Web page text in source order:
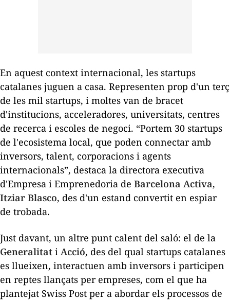
En aquest context internacional, les startups
catalanes juguen a casa. Representen prop d'un terç
de les mil startups, i moltes van de bracet
d'institucions, acceleradores, universitats, centres
de recerca i escoles de negoci. “Portem 30 startups
de l'ecosistema local, que poden connectar amb
inversors, talent, corporacions i agents
internacionals”, destaca la directora executiva
d'Empresa i Emprenedoria de Barcelona Activa,
Itziar Blasco, des d'un estand convertit en espiar
de trobada.
Just davant, un altre punt calent del saló: el de la
Generalitat i Acció, des del qual startups catalanes
es llueixen, interactuen amb inversors i participen
en reptes llançats per empreses, com el que ha
plantejat Swiss Post per a abordar els processos de